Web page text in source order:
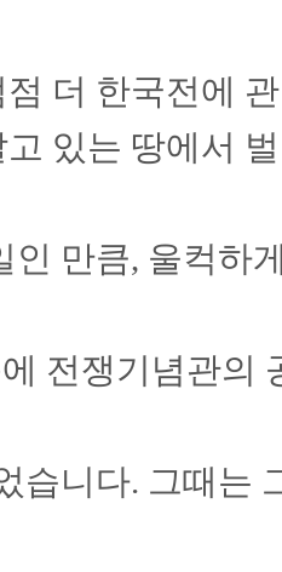
더 한국전에
있는 땅에서
인 만큼, 울컥하
전쟁기념관의
습니다. 그때는